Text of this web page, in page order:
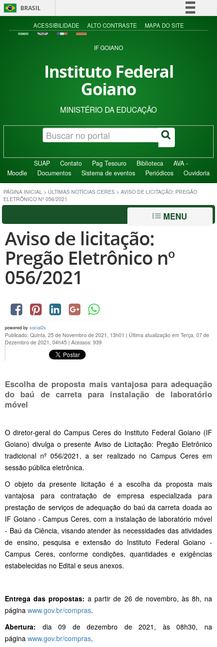
BRASIL
Simplifique!
Acesso à informação
ACESSIBILIDADE ALTO CONTRASTE MAPA DO SITE
IF GOIANO
Instituto Federal
Goiano
MINISTÉRIO DA EDUCAÇÃO
SUAP Contato Pag Tesouro Biblioteca
AVA -
Moodle
Documentos Sistema de eventos Periódicos Ouvidoria
PÁGINA INICIAL > ÚLTIMAS NOTÍCIAS CERES > AVISO DE LICITAÇÃO: PREGÃO
ELETRÔNICO Nº 056/2021
MENU
Aviso de licitação:
Pregão Eletrônico nº
056/2021
powered by social2s
Publicado: Quinta, 25 de Novembro de 2021, 13h01 | Última atualização em Terça, 07 de
Dezembro de 2021, 04h45 | Acessos: 939
Escolha de proposta mais vantajosa para adequação
do baú de carreta para instalação de laboratório
móvel
O diretor-geral do Campus Ceres do Instituto Federal Goiano (IF
Goiano) divulga o presente Aviso de Licitação: Pregão Eletrônico
tradicional nº 056/2021, a ser realizado no Campus Ceres em
sessão pública eletrônica.
O objeto da presente licitação é a escolha da proposta mais
vantajosa para contratação de empresa especializada para
prestação de serviços de adequação do baú da carreta doada ao
IF Goiano - Campus Ceres, com a instalação de laboratório móvel
- Baú da Ciência, visando atender às necessidades das atividades
de ensino, pesquisa e extensão do Instituto Federal Goiano -
Campus Ceres, conforme condições, quantidades e exigências
estabelecidas no Edital e seus anexos.
Entrega das propostas: a partir de 26 de novembro, às 8h, na
página www.gov.br/compras.
Abertura: dia 09 de dezembro de 2021, às 08h30, na
página www.gov.br/compras.